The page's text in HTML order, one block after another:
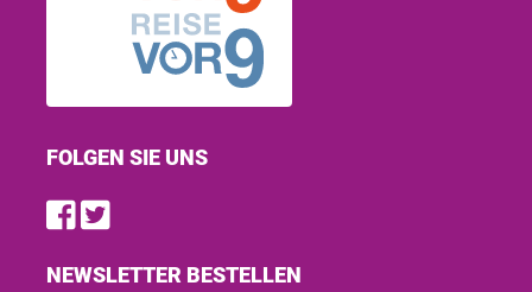
FOLGEN SIE UNS
Find us on Facebook
Follow us on Twitter
NEWSLETTER BESTELLEN